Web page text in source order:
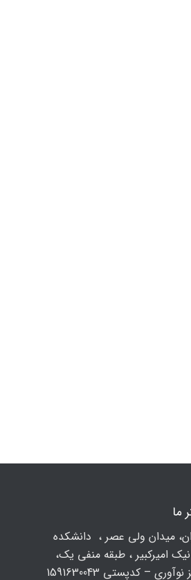
ما
ميدان ولي عصر ، دانشکده
امیرکبیر ، طبقه منفی یک،
– کدپستی 1591630043